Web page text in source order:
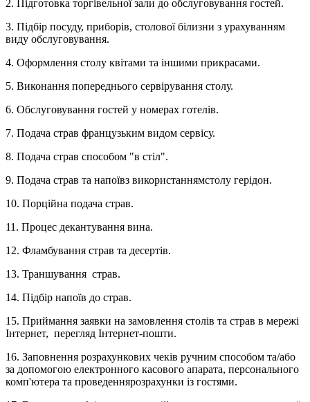
2. Підготовка торгівельної зали до обслуговування гостей.
3. Підбір посуду, приборів, столової білизни з урахуванням
виду обслуговування.
4. Оформлення столу квітами та іншими прикрасами.
5. Виконання попереднього сервірування столу.
6. Обслуговування гостей у номерах готелів.
7. Подача страв французьким видом сервісу.
8. Подача страв способом "в стіл".
9. Подача страв та напоївз використаннямстолу герідон.
10. Порційна подача страв.
11. Процес декантування вина.
12. Фламбування страв та десертів.
13. Траншування страв.
14. Підбір напоїв до страв.
15. Приймання заявки на замовлення столів та страв в мережі
Інтернет, перегляд Інтернет-пошти.
16. Заповнення розрахункових чеків ручним способом та/або
за допомогою електронного касового апарата, персонального
комп'ютера та проведеннярозрахунки із гостями.